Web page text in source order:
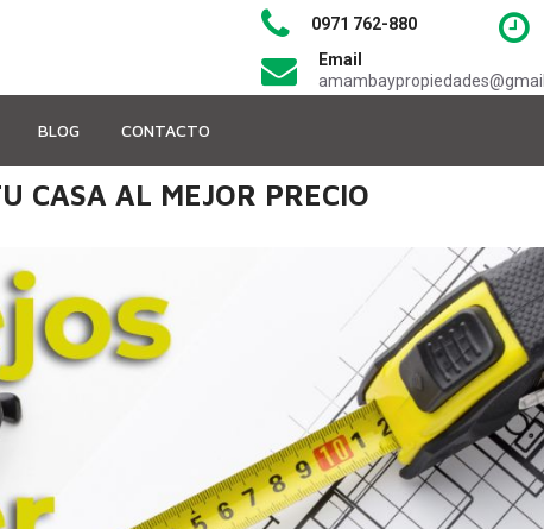
0971 762-880
Email
BLOG CONTACTO
CASA AL MEJOR PRECIO